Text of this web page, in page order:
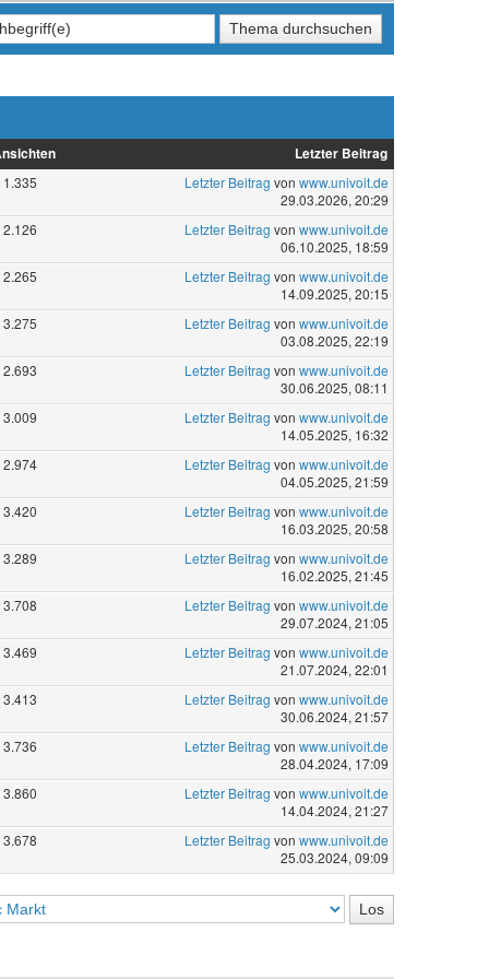
Letzter Beitrag
1.335 Letzter Beitrag von www.univoit.de
29.03.2026, 20:29
2.126 Letzter Beitrag von www.univoit.de
06.10.2025, 18:59
2.265 Letzter Beitrag von www.univoit.de
14.09.2025, 20:15
3.275 Letzter Beitrag von www.univoit.de
03.08.2025, 22:19
2.693 Letzter Beitrag von www.univoit.de
30.06.2025, 08:11
3.009 Letzter Beitrag von www.univoit.de
14.05.2025, 16:32
2.974 Letzter Beitrag von www.univoit.de
04.05.2025, 21:59
3.420 Letzter Beitrag von www.univoit.de
16.03.2025, 20:58
3.289 Letzter Beitrag von www.univoit.de
16.02.2025, 21:45
3.708 Letzter Beitrag von www.univoit.de
29.07.2024, 21:05
3.469 Letzter Beitrag von www.univoit.de
21.07.2024, 22:01
3.413 Letzter Beitrag von www.univoit.de
30.06.2024, 21:57
3.736 Letzter Beitrag von www.univoit.de
28.04.2024, 17:09
3.860 Letzter Beitrag von www.univoit.de
14.04.2024, 21:27
3.678 Letzter Beitrag von www.univoit.de
25.03.2024, 09:09